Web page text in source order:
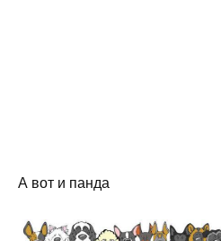
А вот и панда